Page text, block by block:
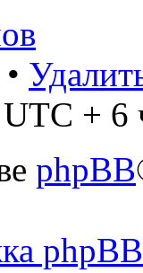
•
+ 6
phpBB
phpBB